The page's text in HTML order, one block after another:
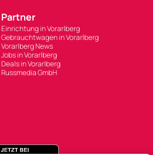
Partner
Einrichtung in Vorarlberg
Gebrauchtwagen in Vorarlberg
Vorarlberg News
Jobs in Vorarlberg
Deals in Vorarlberg
Russmedia GmbH